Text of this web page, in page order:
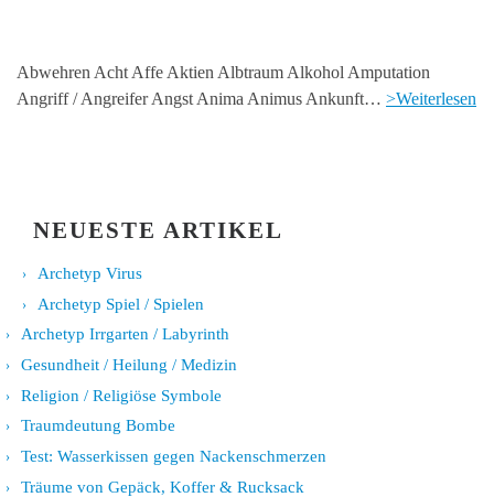
Abwehren Acht Affe Aktien Albtraum Alkohol Amputation
Angriff / Angreifer Angst Anima Animus Ankunft… >Weiterlesen
NEUESTE ARTIKEL
Archetyp Virus
Archetyp Spiel / Spielen
Archetyp Irrgarten / Labyrinth
Gesundheit / Heilung / Medizin
Religion / Religiöse Symbole
Traumdeutung Bombe
Test: Wasserkissen gegen Nackenschmerzen
Träume von Gepäck, Koffer & Rucksack